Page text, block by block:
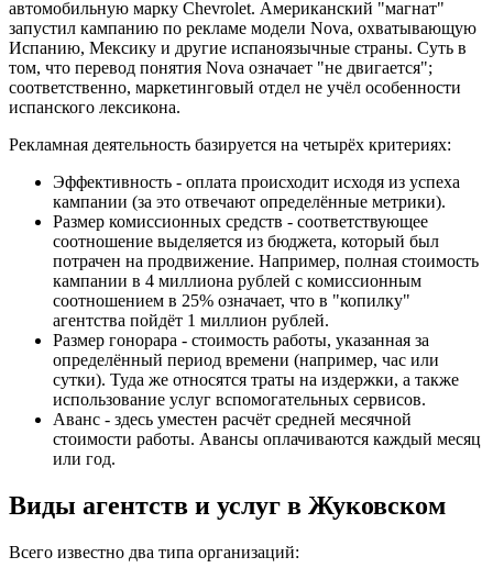
автомобильную марку Chevrolet. Американский "магнат"
запустил кампанию по рекламе модели Nova, охватывающую
Испанию, Мексику и другие испаноязычные страны. Суть в
том, что перевод понятия Nova означает "не двигается";
соответственно, маркетинговый отдел не учёл особенности
испанского лексикона.
Рекламная деятельность базируется на четырёх критериях:
Эффективность - оплата происходит исходя из успеха
кампании (за это отвечают определённые метрики).
Размер комиссионных средств - соответствующее
соотношение выделяется из бюджета, который был
потрачен на продвижение. Например, полная стоимость
кампании в 4 миллиона рублей с комиссионным
соотношением в 25% означает, что в "копилку"
агентства пойдёт 1 миллион рублей.
Размер гонорара - стоимость работы, указанная за
определённый период времени (например, час или
сутки). Туда же относятся траты на издержки, а также
использование услуг вспомогательных сервисов.
Аванс - здесь уместен расчёт средней месячной
стоимости работы. Авансы оплачиваются каждый месяц
или год.
Виды агентств и услуг в Жуковском
Всего известно два типа организаций: